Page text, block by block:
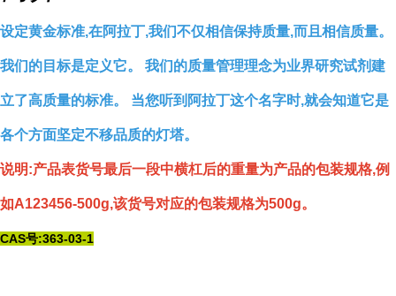
设定黄金标准,在阿拉丁,我们不仅相信保持质量,而且相信质量。
我们的目标是定义它。 我们的质量管理理念为业界研究试剂建
立了高质量的标准。 当您听到阿拉丁这个名字时,就会知道它是
各个方面坚定不移品质的灯塔。
说明:产品表货号最后一段中横杠后的重量为产品的包装规格,例
如A123456-500g,该货号对应的包装规格为500g。
CAS号:363-03-1